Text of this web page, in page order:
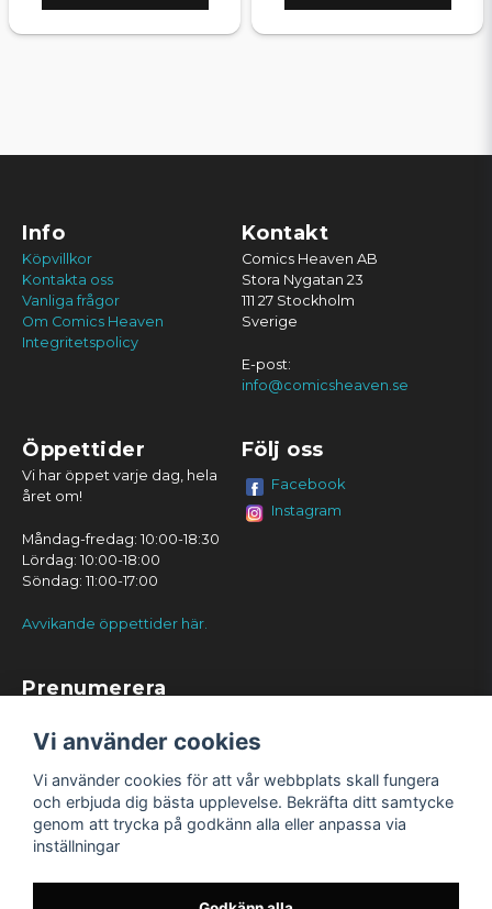
Info
Köpvillkor
Kontakta oss
Vanliga frågor
Om Comics Heaven
Integritetspolicy
Kontakt
Comics Heaven AB
Stora Nygatan 23
111 27 Stockholm
Sverige
E-post:
info@comicsheaven.se
Öppettider
Vi har öppet varje dag, hela
året om!
Måndag-fredag: 10:00-18:30
Lördag: 10:00-18:00
Söndag: 11:00-17:00
Avvikande öppettider här.
Följ oss
Facebook
Instagram
Prenumerera
Vi använder cookies
Vi använder cookies för att vår webbplats skall fungera
och erbjuda dig bästa upplevelse. Bekräfta ditt samtycke
genom att trycka på godkänn alla eller anpassa via
inställningar